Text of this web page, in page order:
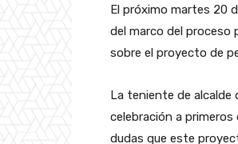
El próximo martes 20
del marco del proceso
sobre el proyecto de
La teniente de alcalde
celebración a
dudas que este